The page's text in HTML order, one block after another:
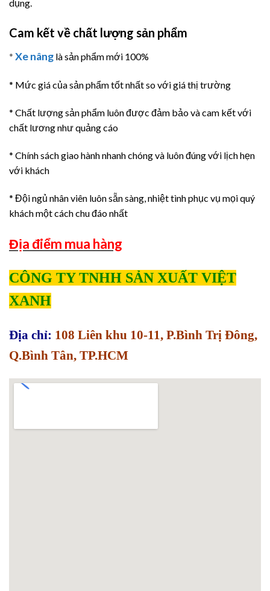
dụng.
Cam kết về chất lượng sản phẩm
* Xe nâng là sản phẩm mới 100%
* Mức giá của sản phẩm tốt nhất so với giá thị trường
* Chất lượng sản phẩm luôn được đảm bảo và cam kết với
chất lương như quảng cáo
* Chính sách giao hành nhanh chóng và luôn đúng với lịch hẹn
với khách
* Đội ngủ nhân viên luôn sẵn sàng, nhiệt tình phục vụ mọi quý
khách một cách chu đáo nhất
Địa điểm mua hàng
CÔNG TY TNHH SẢN XUẤT VIỆT
XANH
Địa chỉ: 108 Liên khu 10-11, P.Bình Trị Đông,
Q.Bình Tân, TP.HCM